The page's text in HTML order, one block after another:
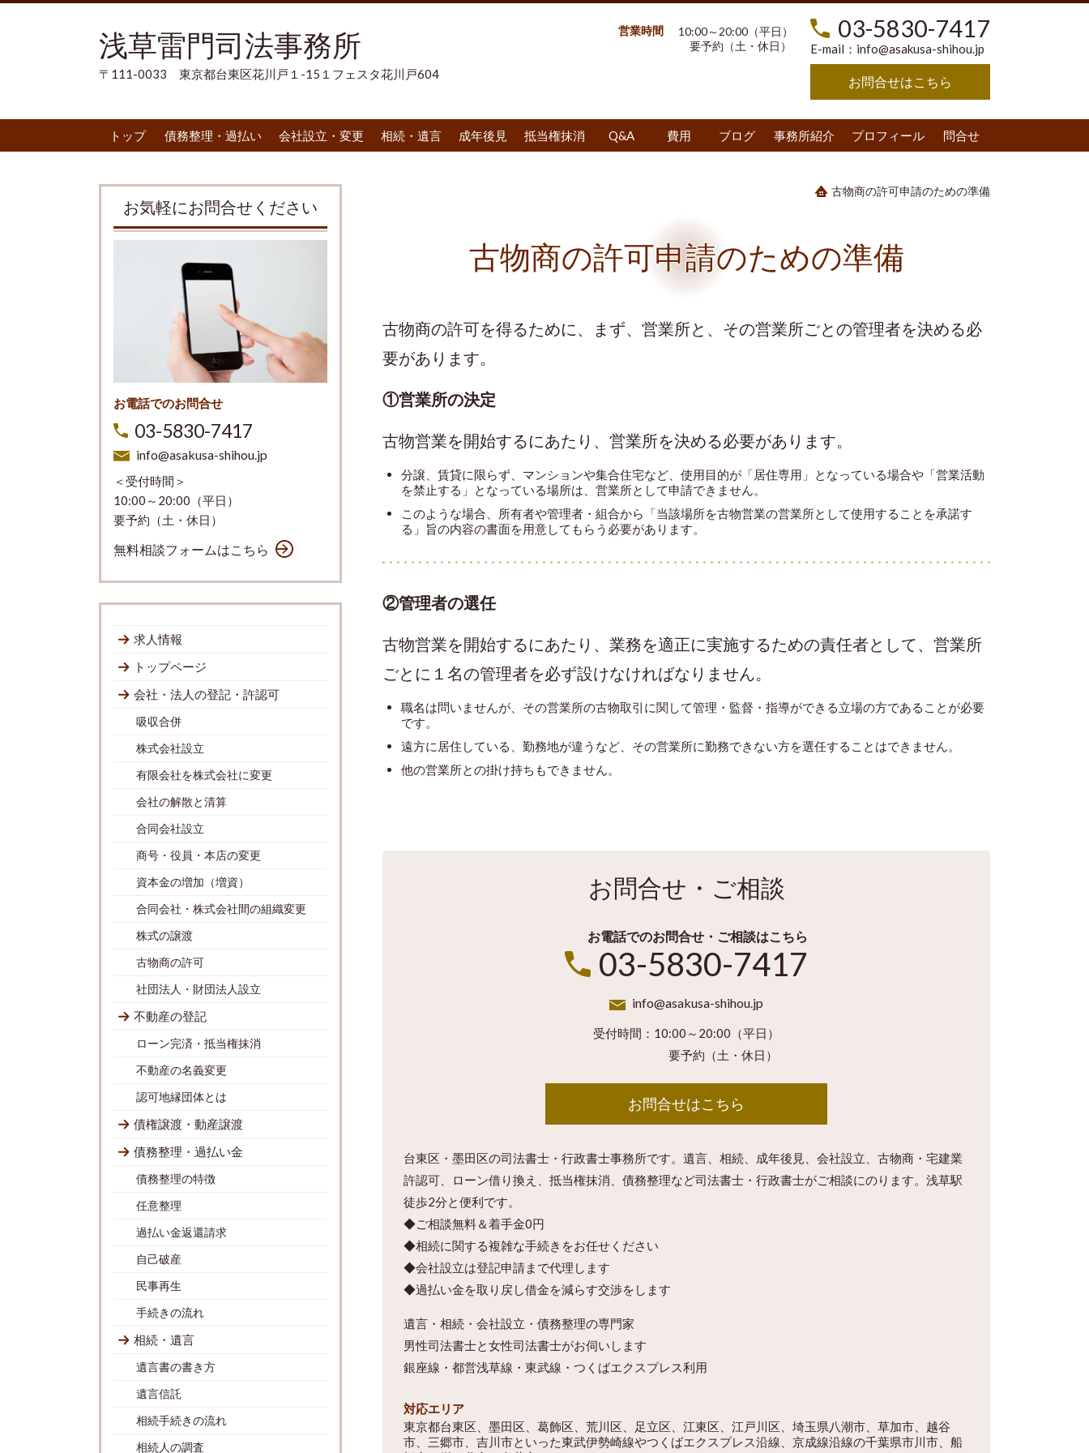
浅草雷門司法事務所
〒111-0033 東京都台東区花川戸１-15１フェスタ花川戸604
営業時間
10:00～20:00（平日）
要予約（土・休日）
03-5830-7417
E-mail： info@asakusa-shihou.jp
お問合せはこちら
トップ 債務整理・過払い 会社設立・変更 相続・遺言 成年後見 抵当権抹消 Q&A 費用 ブログ 事務所紹介 プロフィール 問合せ
古物商の許可申請のための準備
古物商の許可申請のための準備
古物商の許可を得るために、まず、営業所と、その営業所ごとの管理者を決める必
要があります。
①営業所の決定
古物営業を開始するにあたり、営業所を決める必要があります。
分譲、賃貸に限らず、マンションや集合住宅など、使用目的が「居住専用」となっている場合や「営業活動
を禁止する」となっている場所は、営業所として申請できません。
このような場合、所有者や管理者・組合から「当該場所を古物営業の営業所として使用することを承諾す
る」旨の内容の書面を用意してもらう必要があります。
②管理者の選任
古物営業を開始するにあたり、業務を適正に実施するための責任者として、営業所
ごとに１名の管理者を必ず設けなければなりません。
職名は問いませんが、その営業所の古物取引に関して管理・監督・指導ができる立場の方であることが必要
です。
遠方に居住している、勤務地が違うなど、その営業所に勤務できない方を選任することはできません。
他の営業所との掛け持ちもできません。
お問合せ・ご相談
お電話でのお問合せ・ご相談はこちら
03-5830-7417
info@asakusa-shihou.jp
受付時間：10:00～20:00（平日）
要予約（土・休日）
お問合せはこちら
台東区・墨田区の司法書士・行政書士事務所です。遺言、相続、成年後見、会社設立、古物商・宅建業
許認可、ローン借り換え、抵当権抹消、債務整理など司法書士・行政書士がご相談にのります。浅草駅
徒歩2分と便利です。
◆ご相談無料＆着手金0円
◆相続に関する複雑な手続きをお任せください
◆会社設立は登記申請まで代理します
◆過払い金を取り戻し借金を減らす交渉をします
遺言・相続・会社設立・債務整理の専門家
男性司法書士と女性司法書士がお伺いします
銀座線・都営浅草線・東武線・つくばエクスプレス利用
対応エリア
東京都台東区、墨田区、葛飾区、荒川区、足立区、江東区、江戸川区、埼玉県八潮市、草加市、越谷
市、三郷市、吉川市といった東武伊勢崎線やつくばエクスプレス沿線、京成線沿線の千葉県市川市、船
お気軽にお問合せください
お電話でのお問合せ
03-5830-7417
info@asakusa-shihou.jp
＜受付時間＞
10:00～20:00（平日）
要予約（土・休日）
無料相談フォームはこちら
求人情報
トップページ
会社・法人の登記・許認可
吸収合併
株式会社設立
有限会社を株式会社に変更
会社の解散と清算
合同会社設立
商号・役員・本店の変更
資本金の増加（増資）
合同会社・株式会社間の組織変更
株式の譲渡
古物商の許可
社団法人・財団法人設立
不動産の登記
ローン完済・抵当権抹消
不動産の名義変更
認可地縁団体とは
債権譲渡・動産譲渡
債務整理・過払い金
債務整理の特徴
任意整理
過払い金返還請求
自己破産
民事再生
手続きの流れ
相続・遺言
遺言書の書き方
遺言信託
相続手続きの流れ
相続人の調査